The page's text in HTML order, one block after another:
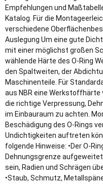
Empfehlungen und
Katalog. Für die
verschiedene
Auslegung Um eine gute
mit einer möglichst großen
wählende Härte des O-Ring
den Spaltweiten, der
Maschinenteile. Für
aus NBR eine Werkstoffhärte
die richtige Verpressung,
im Einbauraum zu achten.
Beschädigung des O-Rings
Undichtigkeiten auftreten
folgende Hinweise: •Der O-
Dehnungsgrenze
sein, Radien und Schrägen
•Staub, Schmutz,